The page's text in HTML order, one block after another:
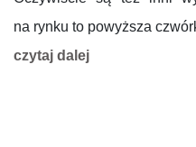
na rynku to powyższa
czytaj dalej